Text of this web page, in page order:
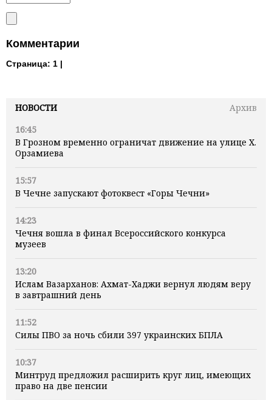
НОВОСТИ
Архив
16:45
В Грозном временно ограничат движение на улице Х.
Орзамиева
15:57
В Чечне запускают фотоквест «Горы Чечни»
14:23
Чечня вошла в финал Всероссийского конкурса
музеев
13:20
Ислам Вазарханов: Ахмат-Хаджи вернул людям веру
в завтрашний день
11:52
Силы ПВО за ночь сбили 397 украинских БПЛА
10:37
Минтруд предложил расширить круг лиц, имеющих
право на две пенсии
Комментарии
Страница: 1 |